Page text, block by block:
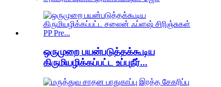
ஒருமுறை பயன்படுத்தக்கூடிய
கிருமியழிக்கப்பட்ட உப்புநீர்...